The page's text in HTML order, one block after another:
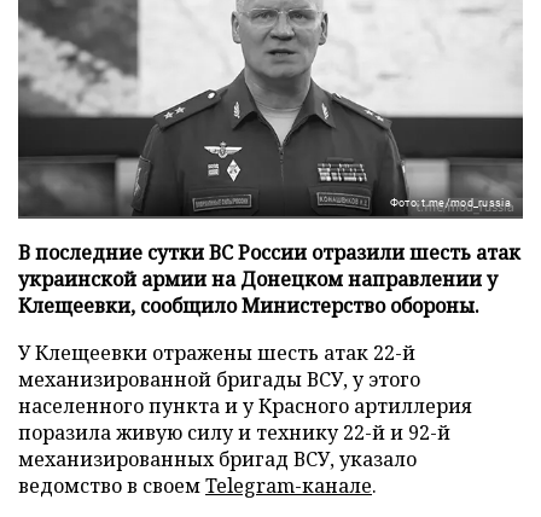
Фото: t.me/mod_russia
В последние сутки ВС России отразили шесть атак
украинской армии на Донецком направлении у
Клещеевки, сообщило Министерство обороны.
У Клещеевки отражены шесть атак 22-й
механизированной бригады ВСУ, у этого
населенного пункта и у Красного артиллерия
поразила живую силу и технику 22-й и 92-й
механизированных бригад ВСУ, указало
ведомство в своемTelegram-канале.